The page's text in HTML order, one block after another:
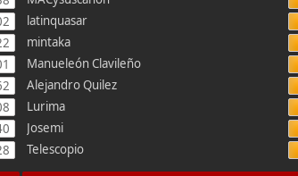
latinquasar
mintaka
Manueleón Clavileño
Alejandro Quilez
Lurima
Josemi
Telescopio